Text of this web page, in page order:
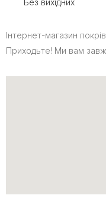
Без вихiдних
Інтернет-магазин
Приходьте! Ми вам